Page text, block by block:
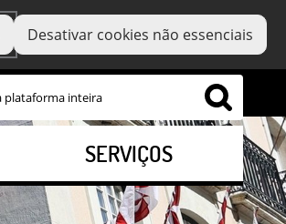
Desativar cookies não essenciais
SERVIÇOS